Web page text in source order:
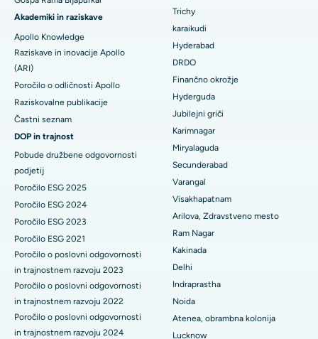
Poiščite splošnega kirurga
Najboljša bolnišnica v New Delhiju
Najboljša bolnišnica v DRDO, Hyderabad
Najboljša bolnišnica na cesti GS v Guwahatiju
Najboljša bolnišnica v Hydergudi, Hyderabad
Najboljša bolnišnica v Vijay Nagarju v Indoreju
Najboljša bolnišnica na glavni cesti Suryaraopeta v Kakinadi
Najboljša bolnišnica na Canal Circular Road v Kolkati
Najboljša bolnišnica v poslovnem središču Belapurja v Navi
Mumbaiju
Najboljša bolnišnica v Panchavatiju, Nashik
Najboljša bolnišnica v Secunderabadu, Hyderabad
Najboljša bolnišnica v mestu Seshadripuram, Bangalore
Brahiterapija
Kolonoskopija
Polipektomija
Deep Brain Stimulation
Biopsija ledvic
Paratiroidektomija
Keramična totalna zamenjava kolena
ERCP
Akademiki in raziskave
Apollo Knowledge
Raziskave in inovacije Apollo
(ARI)
Poročilo o odličnosti Apollo
Raziskovalne publikacije
Častni seznam
DOP in trajnost
Pobude družbene odgovornosti
podjetij
Poročilo ESG 2025
Poročilo ESG 2024
Poročilo ESG 2023
Poročilo ESG 2021
Poročilo o poslovni odgovornosti
in trajnostnem razvoju 2023
Poročilo o poslovni odgovornosti
in trajnostnem razvoju 2022
Poročilo o poslovni odgovornosti
in trajnostnem razvoju 2024
Trichy
karaikudi
Hyderabad
DRDO
Finančno okrožje
Hyderguda
Jubilejni griči
Karimnagar
Miryalaguda
Secunderabad
Varangal
Visakhapatnam
Arilova, Zdravstveno mesto
Ram Nagar
Kakinada
Delhi
Indraprastha
Noida
Atenea, obrambna kolonija
Lucknow